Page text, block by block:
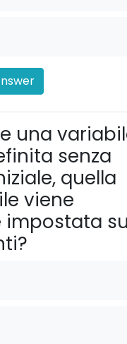
una
senza
quella
viene